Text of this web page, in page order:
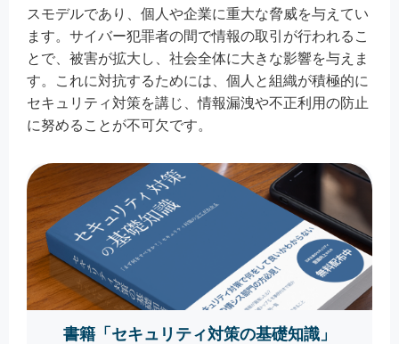
スモデルであり、個人や企業に重大な脅威を与えてい
ます。サイバー犯罪者の間で情報の取引が行われるこ
とで、被害が拡大し、社会全体に大きな影響を与えま
す。これに対抗するためには、個人と組織が積極的に
セキュリティ対策を講じ、情報漏洩や不正利用の防止
に努めることが不可欠です。
書籍「セキュリティ対策の基礎知識」